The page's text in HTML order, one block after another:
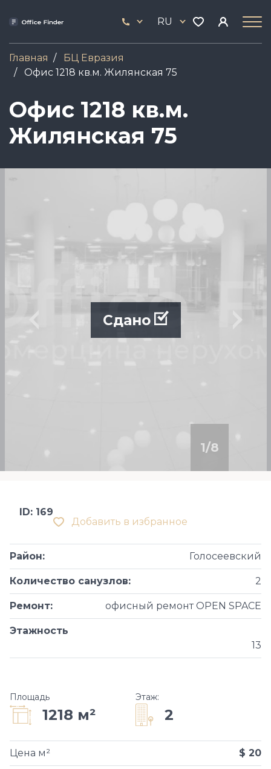
содержанию
444
17
RU
Главная
БЦ Евразия
Офис 1218 кв.м. Жилянская 75
Офис 1218 кв.м.
Жилянская 75
1/8
Сдано
Добавить в избранное
ID: 169
Район: Голосеевский
Количество санузлов: 2
Ремонт: офисный ремонт OPEN SPACE
Этажность
13
Площадь
1218 м²
Этаж:
2
Цена м² $ 20